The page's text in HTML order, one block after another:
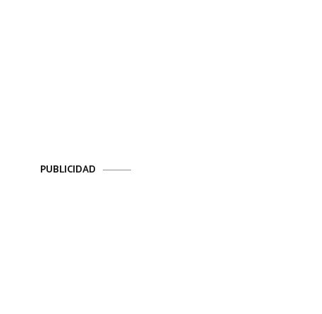
PUBLICIDAD